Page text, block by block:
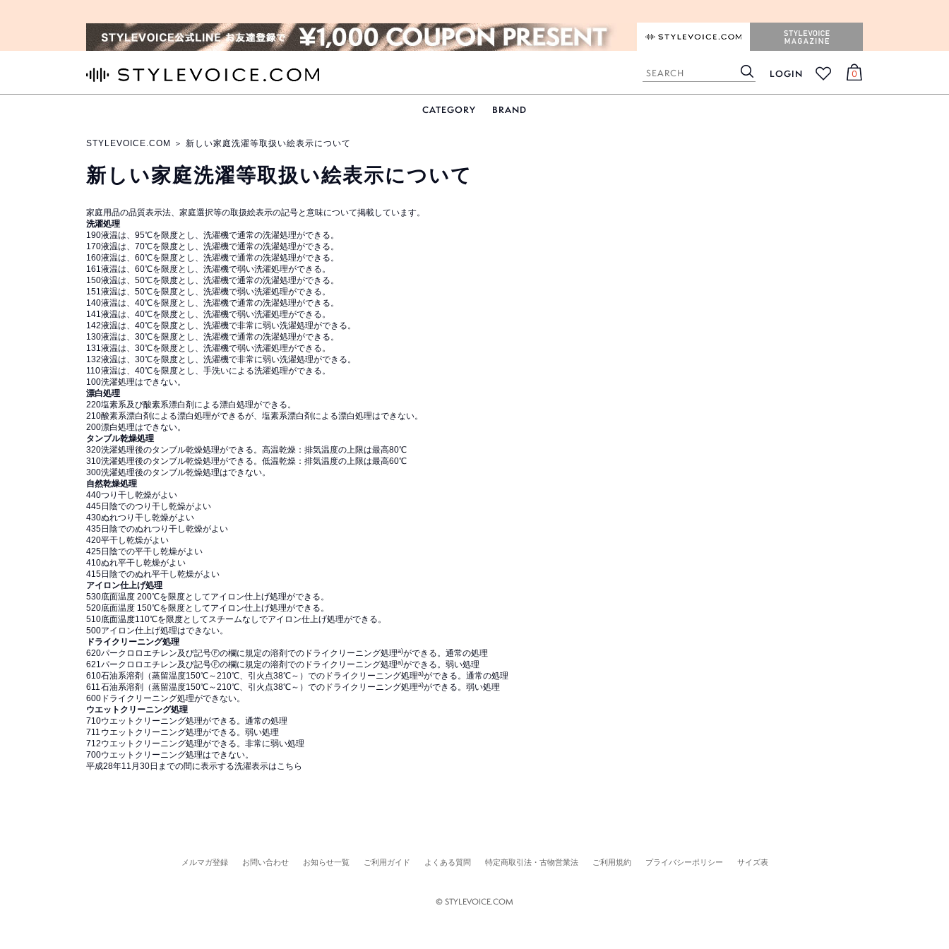
検
索
LOGIN
0
CATEGORY BRAND
STYLEVOICE.COM ＞ 新しい家庭洗濯等取扱い絵表示について
新しい家庭洗濯等取扱い絵表示について
家庭用品の品質表示法、家庭選択等の取扱絵表示の記号と意味について掲載しています。
洗濯処理
190液温は、95℃を限度とし、洗濯機で通常の洗濯処理ができる。
170液温は、70℃を限度とし、洗濯機で通常の洗濯処理ができる。
160液温は、60℃を限度とし、洗濯機で通常の洗濯処理ができる。
161液温は、60℃を限度とし、洗濯機で弱い洗濯処理ができる。
150液温は、50℃を限度とし、洗濯機で通常の洗濯処理ができる。
151液温は、50℃を限度とし、洗濯機で弱い洗濯処理ができる。
140液温は、40℃を限度とし、洗濯機で通常の洗濯処理ができる。
141液温は、40℃を限度とし、洗濯機で弱い洗濯処理ができる。
142液温は、40℃を限度とし、洗濯機で非常に弱い洗濯処理ができる。
130液温は、30℃を限度とし、洗濯機で通常の洗濯処理ができる。
131液温は、30℃を限度とし、洗濯機で弱い洗濯処理ができる。
132液温は、30℃を限度とし、洗濯機で非常に弱い洗濯処理ができる。
110液温は、40℃を限度とし、手洗いによる洗濯処理ができる。
100洗濯処理はできない。
漂白処理
220塩素系及び酸素系漂白剤による漂白処理ができる。
210酸素系漂白剤による漂白処理ができるが、塩素系漂白剤による漂白処理はできない。
200漂白処理はできない。
タンブル乾燥処理
320洗濯処理後のタンブル乾燥処理ができる。高温乾燥：排気温度の上限は最高80℃
310洗濯処理後のタンブル乾燥処理ができる。低温乾燥：排気温度の上限は最高60℃
300洗濯処理後のタンブル乾燥処理はできない。
自然乾燥処理
440つり干し乾燥がよい
445日陰でのつり干し乾燥がよい
430ぬれつり干し乾燥がよい
435日陰でのぬれつり干し乾燥がよい
420平干し乾燥がよい
425日陰での平干し乾燥がよい
410ぬれ平干し乾燥がよい
415日陰でのぬれ平干し乾燥がよい
アイロン仕上げ処理
530底面温度 200℃を限度としてアイロン仕上げ処理ができる。
520底面温度 150℃を限度としてアイロン仕上げ処理ができる。
510底面温度110℃を限度としてスチームなしでアイロン仕上げ処理ができる。
500アイロン仕上げ処理はできない。
ドライクリーニング処理
620パークロロエチレン及び記号Ⓕの欄に規定の溶剤でのドライクリーニング処理a)ができる。通常の処理
621パークロロエチレン及び記号Ⓕの欄に規定の溶剤でのドライクリーニング処理a)ができる。弱い処理
610石油系溶剤（蒸留温度150℃～210℃、引火点38℃～）でのドライクリーニング処理a)ができる。通常の処理
611石油系溶剤（蒸留温度150℃～210℃、引火点38℃～）でのドライクリーニング処理a)ができる。弱い処理
600 ドライクリーニング処理ができない。
ウエットクリーニング処理
710ウエットクリーニング処理ができる。通常の処理
711 ウエットクリーニング処理ができる。弱い処理
712ウエットクリーニング処理ができる。非常に弱い処理
700ウエットクリーニング処理はできない。
平成28年11月30日までの間に表示する洗濯表示はこちら
メルマガ登録 お問い合わせ お知らせ一覧 ご利用ガイド よくある質問 特定商取引法・古物営業法 ご利用規約 プライバシーポリシー サイズ表
© STYLEVOICE.COM